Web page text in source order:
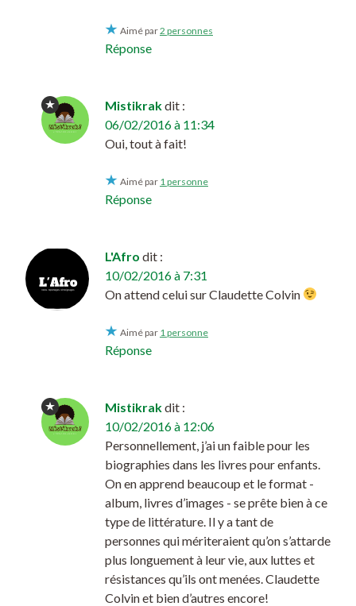
Aimé par2 personnes
Réponse
Mistikrakdit :
06/02/2016 à 11:34
Oui, tout à fait!
Aimé par 1 personne
Réponse
L'Afro dit :
10/02/2016 à 7:31
On attend celui sur Claudette Colvin
Aimé par 1 personne
Réponse
Mistikrakdit :
10/02/2016 à 12:06
Personnellement, j’ai un faible pour les
biographies dans les livres pour enfants.
On en apprend beaucoup et le format -
album, livres d’images - se prête bien à ce
type de littérature. Il y a tant de
personnes qui mériteraient qu’on s’attarde
plus longuement à leur vie, aux luttes et
résistances qu’ils ont menées. Claudette
Colvin et bien d’autres encore!